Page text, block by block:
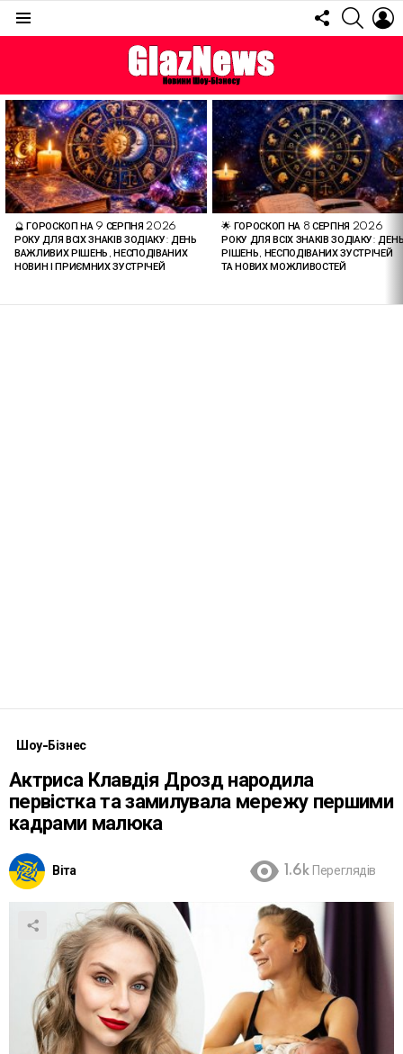
FOLLOW
US
ОСТАННІ
СТАТТІ
🔮 ГОРОСКОП НА 9 СЕРПНЯ 2026
РОКУ ДЛЯ ВСІХ ЗНАКІВ ЗОДІАКУ: ДЕНЬ
ВАЖЛИВИХ РІШЕНЬ, НЕСПОДІВАНИХ
НОВИН І ПРИЄМНИХ ЗУСТРІЧЕЙ
🌟 ГОРОСКОП НА 8 СЕРПНЯ 2026
РОКУ ДЛЯ ВСІХ ЗНАКІВ ЗОДІАКУ:
РІШЕНЬ, НЕСПОДІВАНИХ ЗУСТРІЧЕЙ
ТА НОВИХ МОЖЛИВОСТЕЙ
Шоу-Бізнес
Актриса Клавдія Дрозд народила
первістка та замилувала мережу першими
кадрами малюка
Віта 1.6k Переглядів